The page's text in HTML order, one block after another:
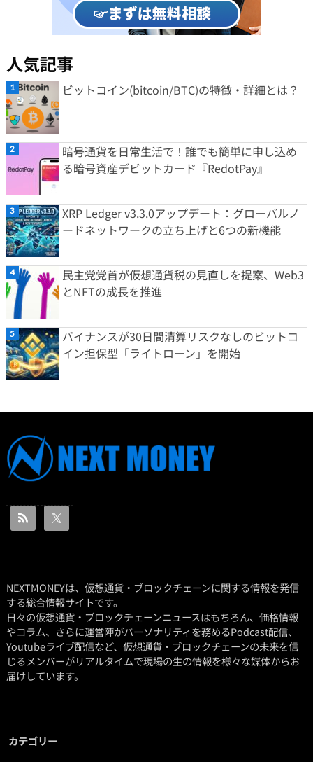
人気記事
ビットコイン(bitcoin/BTC)の特徴・詳細とは？
暗号通貨を日常生活で！誰でも簡単に申し込め
る暗号資産デビットカード『RedotPay』
XRP Ledger v3.3.0アップデート：グローバルノ
ードネットワークの立ち上げと6つの新機能
民主党党首が仮想通貨税の見直しを提案、Web3
とNFTの成長を推進
バイナンスが30日間清算リスクなしのビットコ
イン担保型「ライトローン」を開始
NEXTMONEYは、仮想通貨・ブロックチェーンに関する情報を発信
する総合情報サイトです。
日々の仮想通貨・ブロックチェーンニュースはもちろん、価格情報
やコラム、さらに運営陣がパーソナリティを務めるPodcast配信、
Youtubeライブ配信など、仮想通貨・ブロックチェーンの未来を信
じるメンバーがリアルタイムで現場の生の情報を様々な媒体からお
届けしています。
カテゴリー